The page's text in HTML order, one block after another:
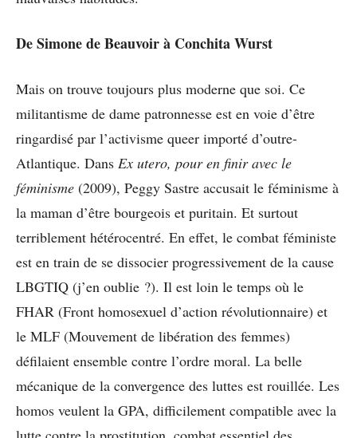
De Simone de Beauvoir à Conchita Wurst
Mais on trouve toujours plus moderne que soi. Ce
militantisme de dame patronnesse est en voie d’être
ringardisé par l’activisme queer importé d’outre-
Atlantique. Dans Ex utero, pour en finir avec le
féminisme (2009), Peggy Sastre accusait le féminisme à
la maman d’être bourgeois et puritain. Et surtout
terriblement hétérocentré. En effet, le combat féministe
est en train de se dissocier progressivement de la cause
LBGTIQ (j’en oublie ?). Il est loin le temps où le
FHAR (Front homosexuel d’action révolutionnaire) et
le MLF (Mouvement de libération des femmes)
défilaient ensemble contre l’ordre moral. La belle
mécanique de la convergence des luttes est rouillée. Les
homos veulent la GPA, difficilement compatible avec la